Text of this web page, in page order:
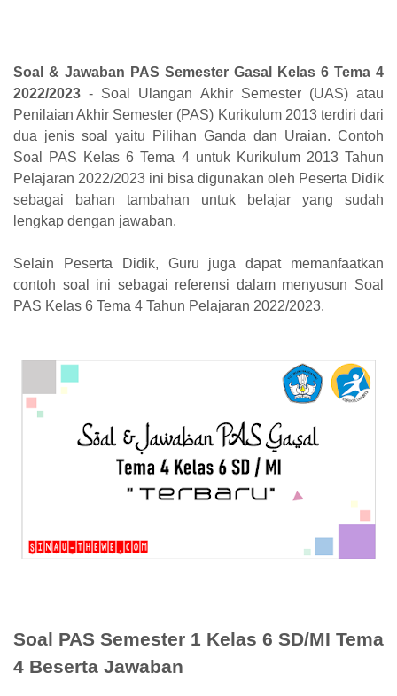
Soal & Jawaban PAS Semester Gasal Kelas 6 Tema 4
2022/2023 - Soal Ulangan Akhir Semester (UAS) atau
Penilaian Akhir Semester (PAS) Kurikulum 2013 terdiri dari
dua jenis soal yaitu Pilihan Ganda dan Uraian. Contoh
Soal PAS Kelas 6 Tema 4 untuk Kurikulum 2013 Tahun
Pelajaran 2022/2023 ini bisa digunakan oleh Peserta Didik
sebagai bahan tambahan untuk belajar yang sudah
lengkap dengan jawaban.
Selain Peserta Didik, Guru juga dapat memanfaatkan
contoh soal ini sebagai referensi dalam menyusun Soal
PAS Kelas 6 Tema 4 Tahun Pelajaran 2022/2023.
Soal PAS Semester 1 Kelas 6 SD/MI Tema
4 Beserta Jawaban